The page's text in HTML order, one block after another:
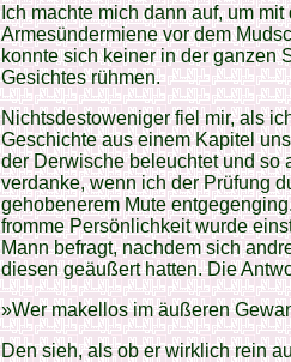
Ich machte mich dann auf, um
Armesündermiene vor dem
konnte sich keiner in der ganzen
Gesichtes rühmen.
Nichtsdestoweniger fiel mir, als
Geschichte aus einem Kapitel
der Derwische beleuchtet und
verdanke, wenn ich der Prüfung
gehobenerem Mute
fromme Persönlichkeit wurde
Mann befragt, nachdem sich
diesen geäußert hatten. Die
»Wer makellos im äußeren
Den sieh, als ob er wirklich rein